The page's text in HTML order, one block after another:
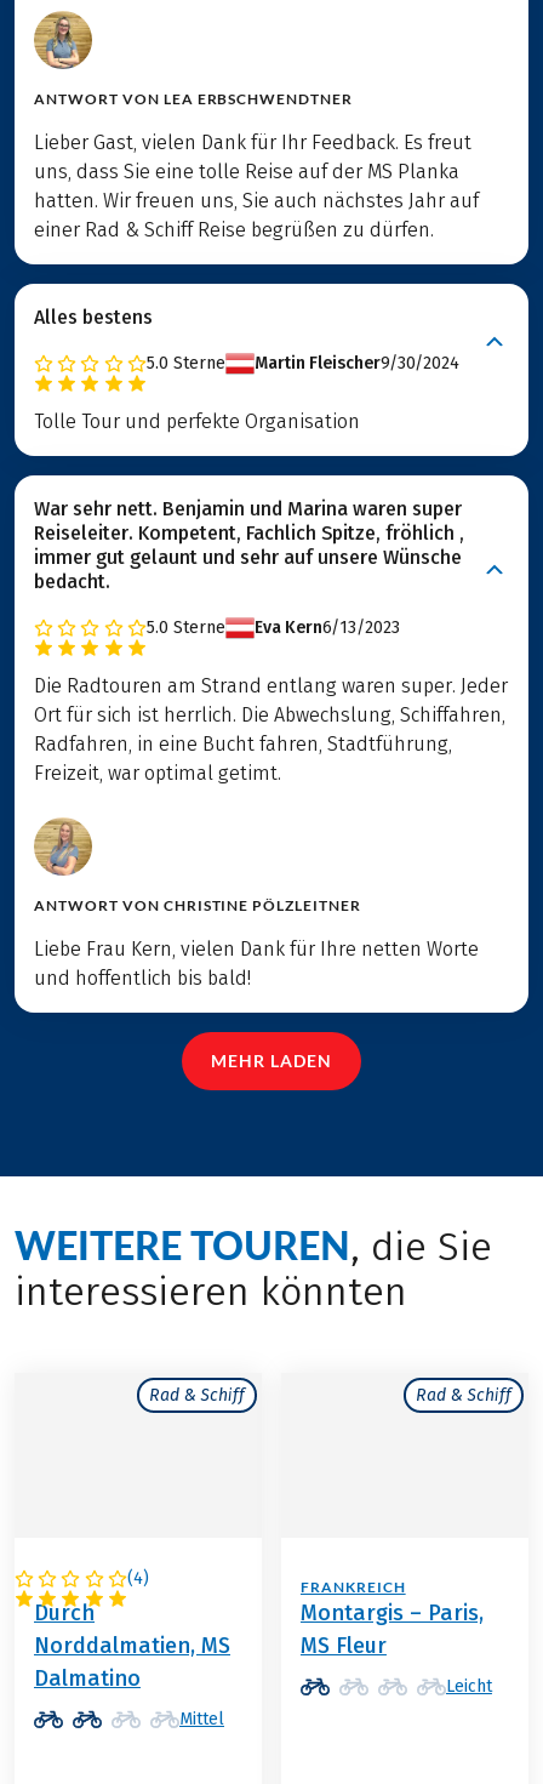
ANTWORT VON LEA ERBSCHWENDTNER
Lieber Gast, vielen Dank für Ihr Feedback. Es freut
uns, dass Sie eine tolle Reise auf der MS Planka
hatten. Wir freuen uns, Sie auch nächstes Jahr auf
einer Rad & Schiff Reise begrüßen zu dürfen.
Alles bestens
5.0 Sterne Martin Fleischer9/30/2024
Tolle Tour und perfekte Organisation
War sehr nett. Benjamin und Marina waren super
Reiseleiter. Kompetent, Fachlich Spitze, fröhlich ,
immer gut gelaunt und sehr auf unsere Wünsche
bedacht.
5.0 Sterne Eva Kern6/13/2023
Die Radtouren am Strand entlang waren super. Jeder
Ort für sich ist herrlich. Die Abwechslung, Schiffahren,
Radfahren, in eine Bucht fahren, Stadtführung,
Freizeit, war optimal getimt.
ANTWORT VON CHRISTINE PÖLZLEITNER
Liebe Frau Kern, vielen Dank für Ihre netten Worte
und hoffentlich bis bald!
MEHR LADEN
WEITERE TOUREN, die Sie
interessieren könnten
Rad & Schiff
(4)
KROATIEN
Durch
Norddalmatien, MS
Dalmatino
Mittel
Rad & Schiff
FRANKREICH
Montargis – Paris,
MS Fleur
Leicht